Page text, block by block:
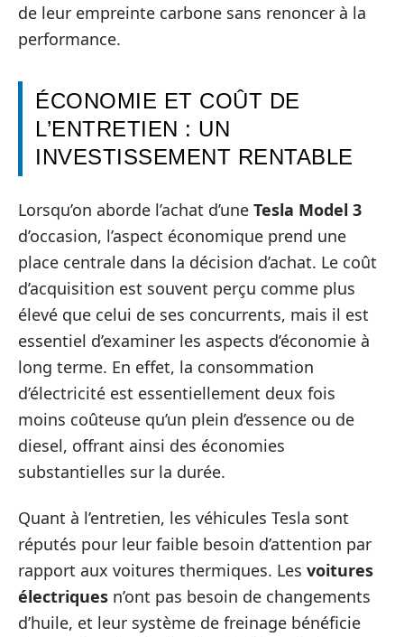
de leur empreinte carbone sans renoncer à la
performance.
ÉCONOMIE ET COÛT DE
L’ENTRETIEN : UN
INVESTISSEMENT RENTABLE
Lorsqu’on aborde l’achat d’une Tesla Model 3
d’occasion, l’aspect économique prend une
place centrale dans la décision d’achat. Le coût
d’acquisition est souvent perçu comme plus
élevé que celui de ses concurrents, mais il est
essentiel d’examiner les aspects d’économie à
long terme. En effet, la consommation
d’électricité est essentiellement deux fois
moins coûteuse qu’un plein d’essence ou de
diesel, offrant ainsi des économies
substantielles sur la durée.
Quant à l’entretien, les véhicules Tesla sont
réputés pour leur faible besoin d’attention par
rapport aux voitures thermiques. Les voitures
électriques n’ont pas besoin de changements
d’huile, et leur système de freinage bénéficie